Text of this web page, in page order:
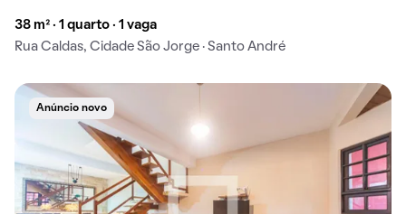
38 m² · 1 quarto · 1 vaga
Rua Caldas, Cidade São Jorge · Santo André
Anúncio novo